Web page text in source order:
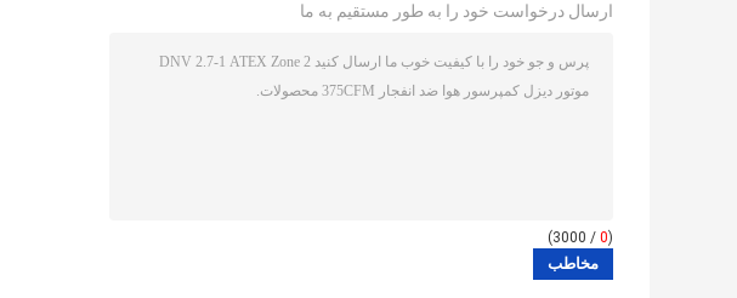
ارسال درخواست خود را به طور مستقیم به ما
(
0
/ 3000)